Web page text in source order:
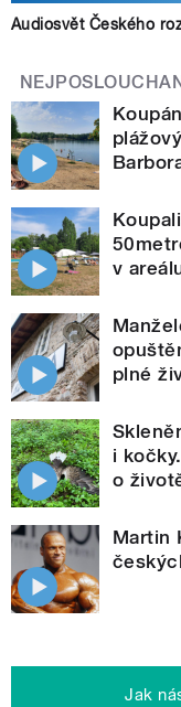
Audiosvět Českého
v
plné
i
o
Martin
Jak